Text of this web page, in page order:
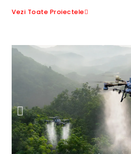
Vezi Toate Proiectele